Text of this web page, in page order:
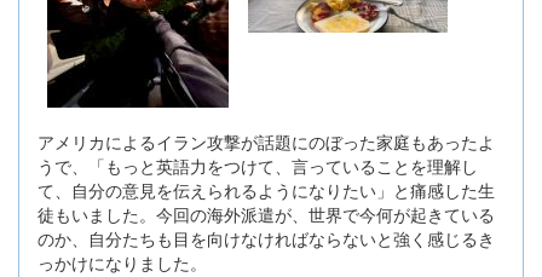
アメリカによるイラン攻撃が話題にのぼった家庭もあったよ
うで、「もっと英語力をつけて、言っていることを理解し
て、自分の意見を伝えられるようになりたい」と痛感した生
徒もいました。今回の海外派遣が、世界で今何が起きている
のか、自分たちも目を向けなければならないと強く感じるき
っかけになりました。